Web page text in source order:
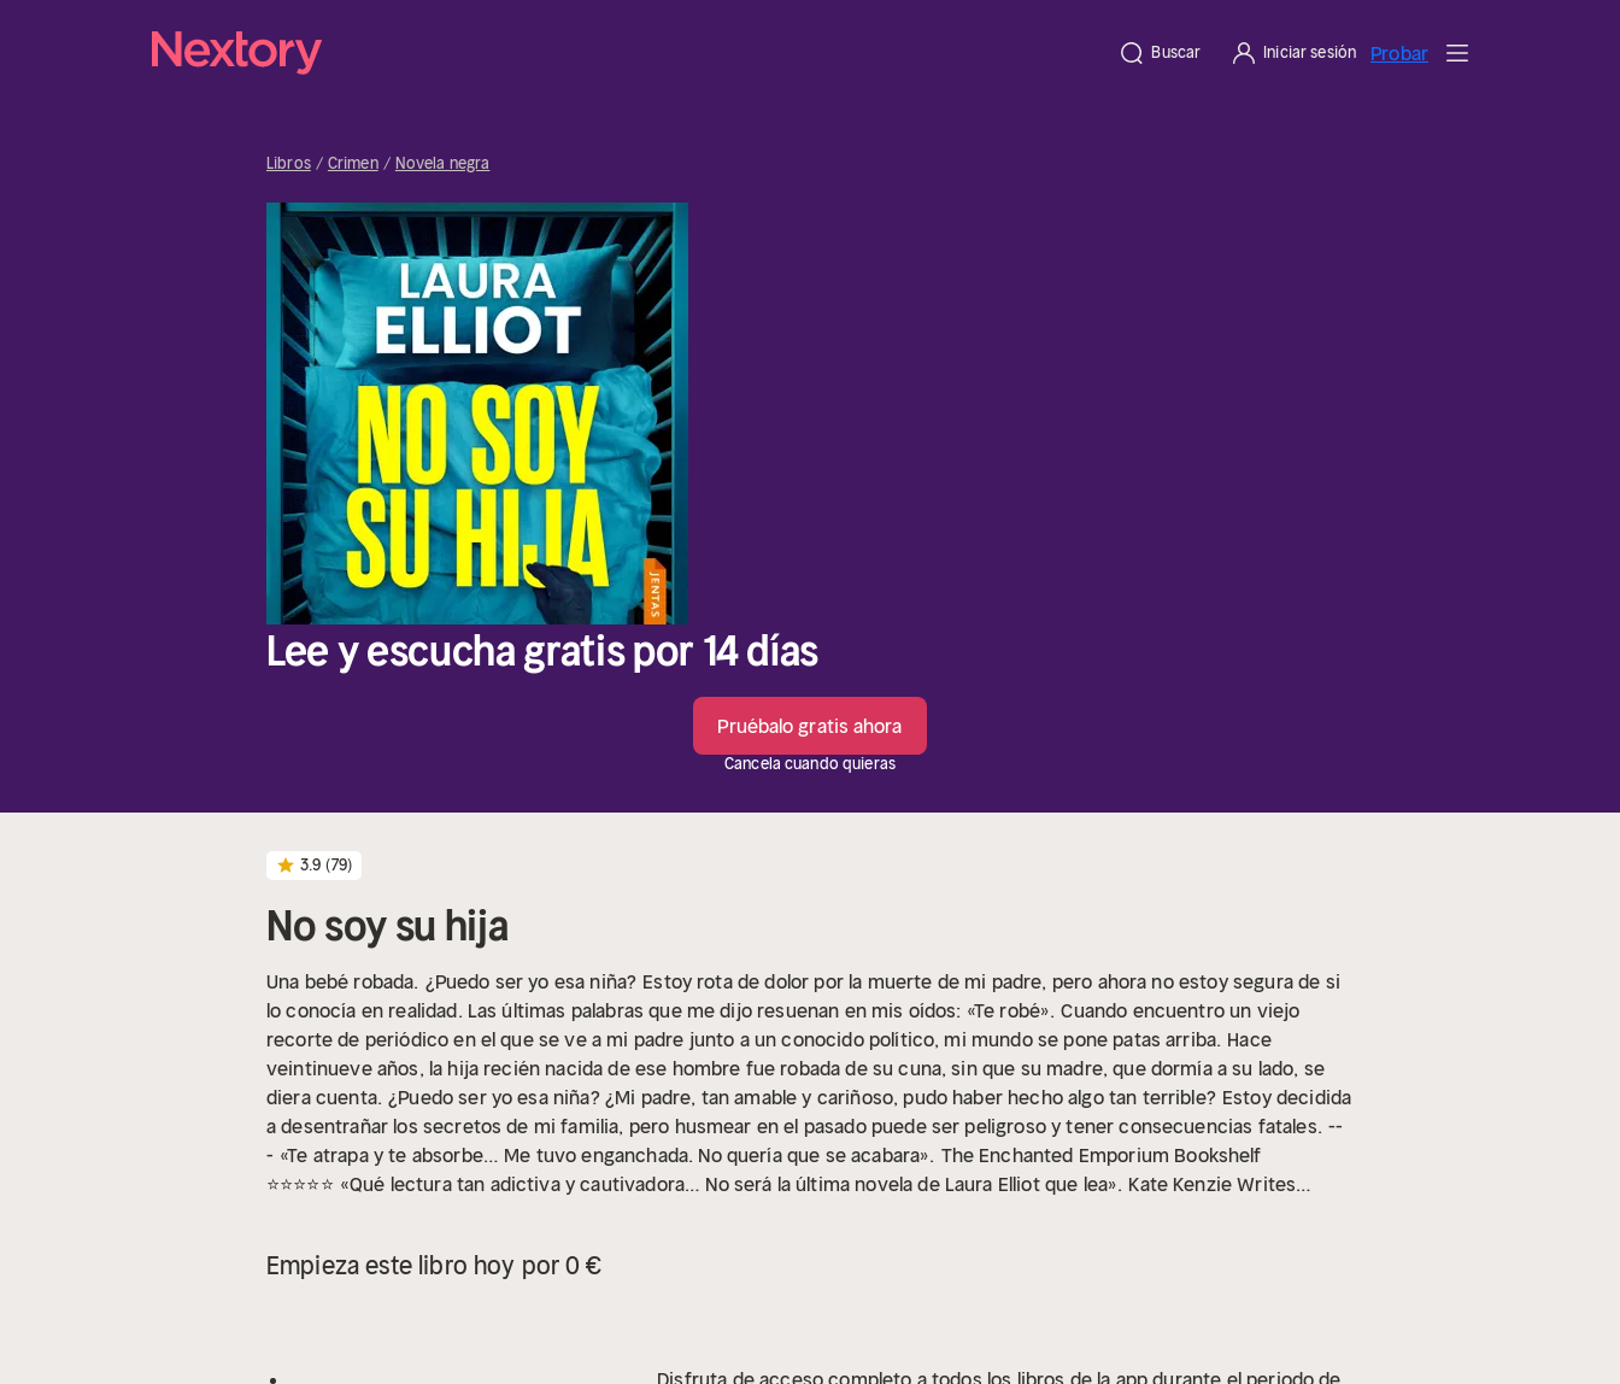
Buscar Iniciar sesión Probar
Libros Crimen Novela negra
Lee y escucha gratis por 14 días
Pruébalo gratis ahora
Cancela cuando quieras
3.9 (79)
No soy su hija
Una bebé robada. ¿Puedo ser yo esa niña? Estoy rota de dolor por la muerte de mi padre, pero ahora no estoy segura de si
lo conocía en realidad. Las últimas palabras que me dijo resuenan en mis oídos: «Te robé». Cuando encuentro un viejo
recorte de periódico en el que se ve a mi padre junto a un conocido político, mi mundo se pone patas arriba. Hace
veintinueve años, la hija recién nacida de ese hombre fue robada de su cuna, sin que su madre, que dormía a su lado, se
diera cuenta. ¿Puedo ser yo esa niña? ¿Mi padre, tan amable y cariñoso, pudo haber hecho algo tan terrible? Estoy decidida
a desentrañar los secretos de mi familia, pero husmear en el pasado puede ser peligroso y tener consecuencias fatales. --
- «Te atrapa y te absorbe… Me tuvo enganchada. No quería que se acabara». The Enchanted Emporium Bookshelf
⭐⭐⭐⭐⭐ «Qué lectura tan adictiva y cautivadora… No será la última novela de Laura Elliot que lea». Kate Kenzie Writes
⭐⭐⭐⭐⭐ «Fantástico… Emotivo y conmovedor, pero también lleno de tensión… Magnífico».
Empieza este libro hoy por 0 €
Disfruta de acceso completo a todos los libros de la app durante el periodo de